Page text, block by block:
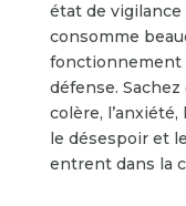
état de
consomme
fonctionnement
défense.
colère,
le désespoir et
entrent dans la